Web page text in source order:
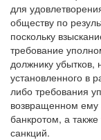
Также инстанция
для
обществу по
поскольку
требование
должнику
установленного в
либо требования
возвращенном ему
банкротом, а